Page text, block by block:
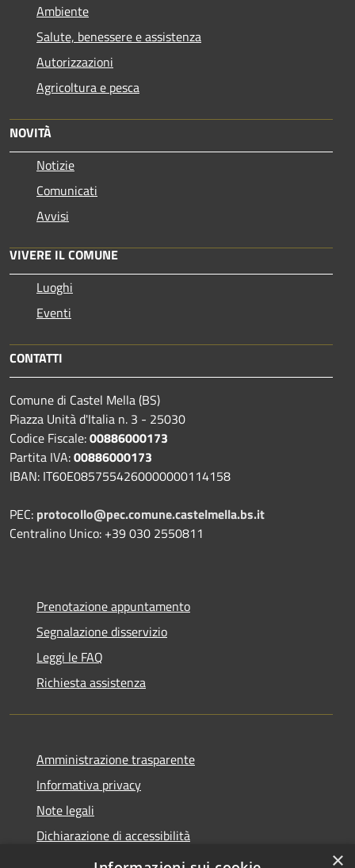
Ambiente
Salute, benessere e assistenza
Autorizzazioni
Agricoltura e pesca
NOVITÀ
Notizie
Comunicati
Avvisi
VIVERE IL COMUNE
Luoghi
Eventi
CONTATTI
Comune di Castel Mella (BS)
Piazza Unità d'Italia n. 3 - 25030
Codice Fiscale:00886000173
Partita IVA:00886000173
IBAN: IT60E0857554260000000114158
PEC: protocollo@pec.comune.castelmella.bs.it
Centralino Unico: +39 030 2550811
Prenotazione appuntamento
Segnalazione disservizio
Leggi le FAQ
Richiesta assistenza
Amministrazione trasparente
Informativa privacy
Note legali
Dichiarazione di accessibilità
Obiettivi di accessibilità
×